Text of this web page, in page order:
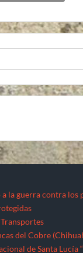
la guerra contra los
del Cobre
de Santa Lucía